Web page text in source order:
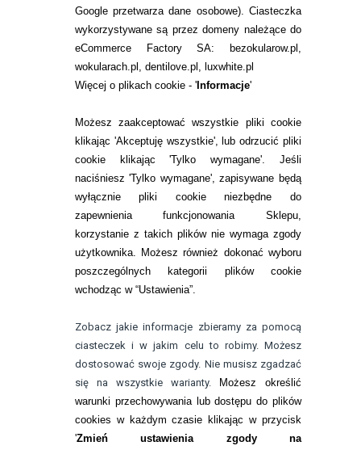
Google przetwarza dane osobowe). Ciasteczka
wykorzystywane są przez domeny należące do
eCommerce Factory SA: bezokularow.pl,
wokularach.pl, dentilove.pl, luxwhite.pl
Więcej o plikach cookie - 'Informacje'
Możesz zaakceptować wszystkie pliki cookie
klikając 'Akceptuję wszystkie', lub odrzucić pliki
cookie klikając 'Tylko wymagane'. Jeśli
naciśniesz 'Tylko wymagane', zapisywane będą
wyłącznie pliki cookie niezbędne do
zapewnienia funkcjonowania Sklepu,
korzystanie z takich plików nie wymaga zgody
użytkownika. Możesz również dokonać wyboru
poszczególnych kategorii plików cookie
wchodząc w “Ustawienia”.
Zobacz jakie informacje zbieramy za pomocą
ciasteczek i w jakim celu to robimy. Możesz
dostosować swoje zgody. Nie musisz zgadzać
się na wszystkie warianty.
Możesz określić
warunki przechowywania lub dostępu do plików
cookies w każdym czasie klikając w przycisk
'Zmień ustawienia zgody na
WARUNKI ZAKUPÓW
RANKINGI SOCZEWEK
SOCZEWKI KOLOROWE
Zwrot (odstąpienie od umowy)
ZMIEŃ USTAWIENIA ZGODY NA CIASTECZKA
KONTAKT
telefon:
22 113 44 42
telefon:
732 08 08 72
kontakt@bezokularow.pl